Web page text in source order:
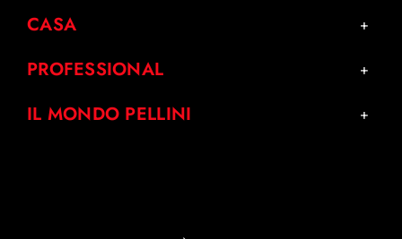
CASA
PROFESSIONAL
IL MONDO PELLINI